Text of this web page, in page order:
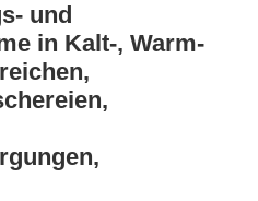
und
in Kalt-, Warm-